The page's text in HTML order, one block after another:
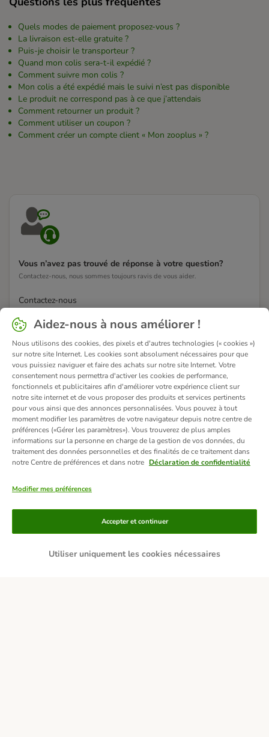
Quels modes de paiement proposez-vous ?
La livraison est-elle gratuite ?
Puis-je choisir le transporteur ?
Quand mon colis sera-t-il expédié ?
Comment suivre mon colis ?
Mon colis a été expédié mais le suivi n’est pas disponible
Le produit ne correspond pas à ce que j’attendais
Comment retourner un produit ?
Comment utiliser un coupon ?
Comment créer un compte client « Mon zooplus » ?
Vous n’avez pas trouvé de réponse à votre question?
Contactez-nous, nous sommes toujours ravis de vous aider.
Contactez-nous
Aidez-nous à nous améliorer !
Nous utilisons des cookies, des pixels et d'autres technologies (« cookies »)
sur notre site Internet. Les cookies sont absolument nécessaires pour que
vous puissiez naviguer et faire des achats sur notre site Internet. Votre
consentement nous permettra d'activer les cookies de performance,
fonctionnels et publicitaires afin d'améliorer votre expérience client sur
notre site internet et de vous proposer des produits et services pertinents
pour vous ainsi que des annonces personnalisées. Vous pouvez à tout
moment modifier les paramètres de votre navigateur depuis notre centre de
préférences («Gérer les paramètres»). Vous trouverez de plus amples
informations sur la personne en charge de la gestion de vos données, du
traitement des données personnelles et des finalités de ce traitement dans
notre Centre de préférences et dans notre Déclaration de confidentialité
Modifier mes préférences
Utiliser uniquement les cookies nécessaires
Accepter et continuer